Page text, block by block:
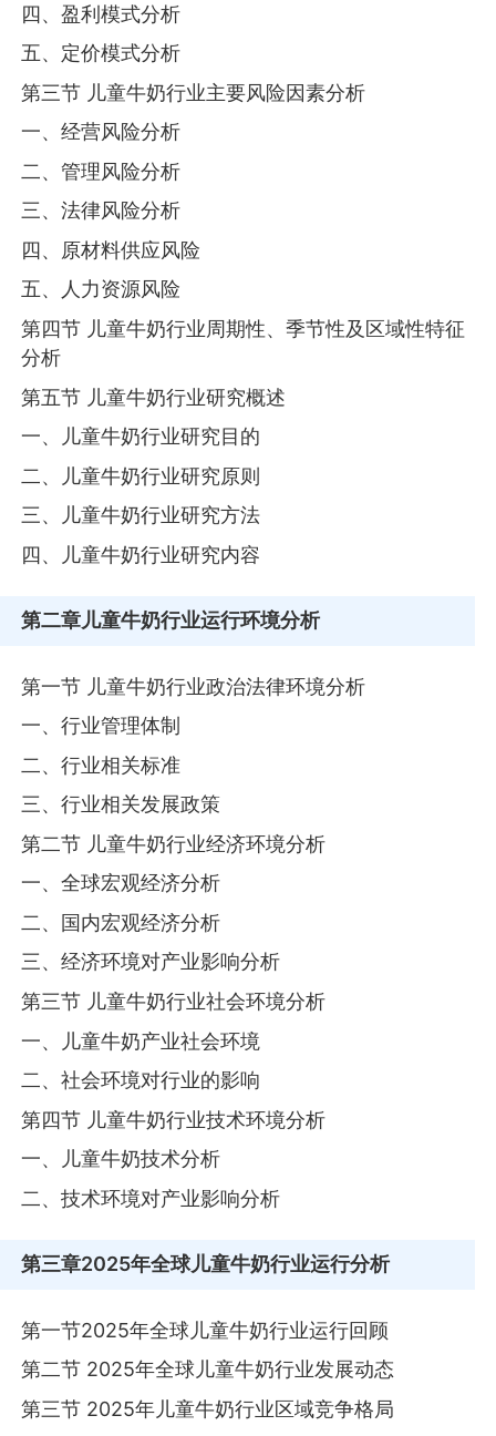
四、盈利模式分析
五、定价模式分析
第三节 儿童牛奶行业主要风险因素分析
一、经营风险分析
二、管理风险分析
三、法律风险分析
四、原材料供应风险
五、人力资源风险
第四节 儿童牛奶行业周期性、季节性及区域性特征
分析
第五节 儿童牛奶行业研究概述
一、儿童牛奶行业研究目的
二、儿童牛奶行业研究原则
三、儿童牛奶行业研究方法
四、儿童牛奶行业研究内容
第二章儿童牛奶行业运行环境分析
第一节 儿童牛奶行业政治法律环境分析
一、行业管理体制
二、行业相关标准
三、行业相关发展政策
第二节 儿童牛奶行业经济环境分析
一、全球宏观经济分析
二、国内宏观经济分析
三、经济环境对产业影响分析
第三节 儿童牛奶行业社会环境分析
一、儿童牛奶产业社会环境
二、社会环境对行业的影响
第四节 儿童牛奶行业技术环境分析
一、儿童牛奶技术分析
二、技术环境对产业影响分析
第三章2025年全球儿童牛奶行业运行分析
第一节2025年全球儿童牛奶行业运行回顾
第二节 2025年全球儿童牛奶行业发展动态
第三节 2025年儿童牛奶行业区域竞争格局